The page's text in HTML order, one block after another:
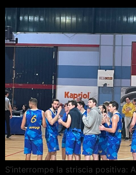
S’interrompe la striscia positiva: